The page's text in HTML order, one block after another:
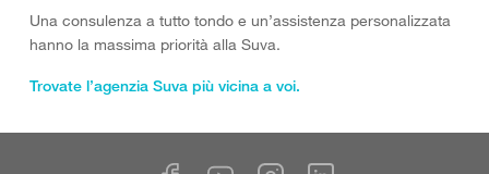
Una consulenza a tutto tondo e un’assistenza personalizzata
hanno la massima priorità alla Suva.
Trovate l’agenzia Suva più vicina a voi.